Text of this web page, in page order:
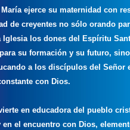
ejerce su maternidad con
de creyentes no sólo orando
Iglesia los dones del Espíritu
su formación y su futuro, sino
a los discípulos del Señor
con Dios.
en educadora del pueblo
en el encuentro con Dios,